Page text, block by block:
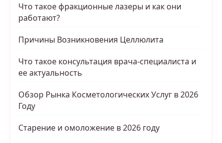
Что такое фракционные лазеры и как они
работают?
Причины Возникновения Целлюлита
Что такое консультация врача-специалиста и
ее актуальность
Обзор Рынка Косметологических Услуг в 2026
Году
Старение и омоложение в 2026 году